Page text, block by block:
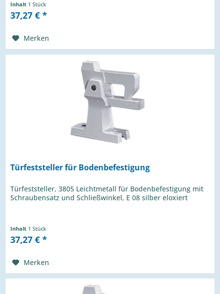
Inhalt 1 Stück
37,27 € *
Merken
Türfeststeller für Bodenbefestigung
Türfeststeller, 3805 Leichtmetall für Bodenbefestigung mit
Schraubensatz und Schließwinkel, E 08 silber eloxiert
Inhalt 1 Stück
37,27 € *
Merken